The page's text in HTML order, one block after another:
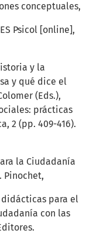
conceptuales,
Psicol [online],
y la
y qué dice el
(Eds.),
prácticas
2 (pp. 409-416).
la Ciudadanía
Pinochet,
didácticas para el
con las